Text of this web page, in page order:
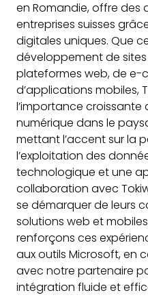
en Romandie, offre des
entreprises suisses
digitales uniques. Que
développement de
plateformes web, de e-
d’applications mobiles,
l’importance croissante
numérique dans le
mettant l’accent sur la
l’exploitation des
technologique et une
collaboration avec
se démarquer de leurs
solutions web et
renforçons ces
aux outils Microsoft, en
avec notre partenaire
intégration fluide et